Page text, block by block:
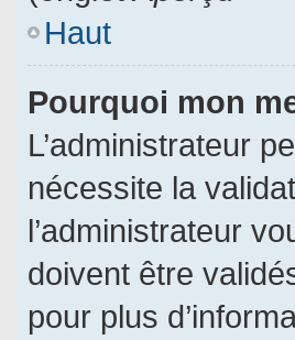
Haut
Pourquoi mon
L’administrateur
nécessite la
l’administrateur
doivent être
pour plus